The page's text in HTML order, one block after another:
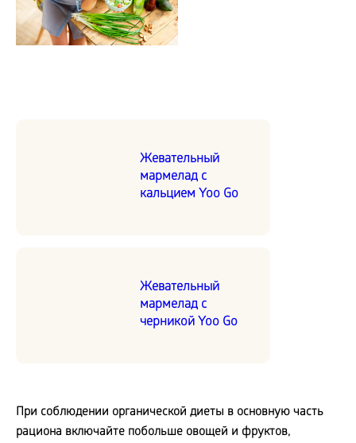
Жевательный
мармелад с
кальцием Yoo Go
Жевательный
мармелад с
черникой Yoo Go
При соблюдении органической диеты в основную часть
рациона включайте побольше овощей и фруктов,